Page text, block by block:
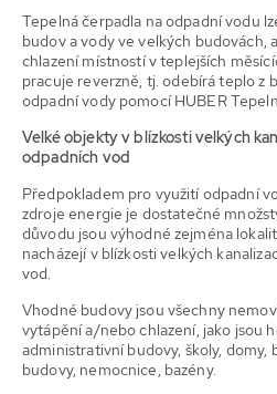
Tepelná čerpadla na odpadní vodu
budov a vody ve velkých budovách,
chlazení místností v teplejších
pracuje reverzně, tj. odebírá teplo z
odpadní vody pomocí HUBER
Velké objekty v blízkosti velkých
odpadních vod
Předpokladem pro využití odpadní
zdroje energie je dostatečné
důvodu jsou výhodné zejména
nacházejí v blízkosti velkých
vod.
Vhodné budovy jsou všechny
vytápění a/nebo chlazení, jako jsou
administrativní budovy, školy, domy,
budovy, nemocnice, bazény.